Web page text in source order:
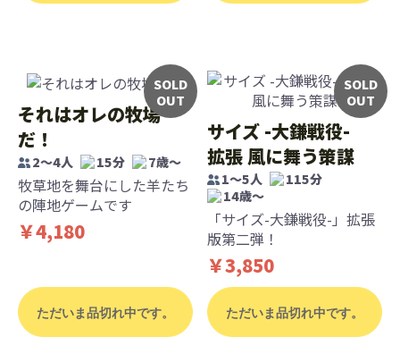
SOLD
OUT
それはオレの牧場
だ！
2〜4人 15分 7歳〜
牧草地を舞台にした羊たち
の陣地ゲームです
￥4,180
ただいま品切れ中です。
SOLD
OUT
サイズ -大鎌戦役-
拡張 風に舞う策謀
1〜5人
115分
14歳〜
「サイズ-大鎌戦役-」拡張
版第二弾！
￥3,850
ただいま品切れ中です。